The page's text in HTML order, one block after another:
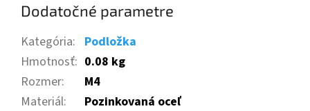
Dodatočné parametre
Kategória: Podložka
Hmotnosť: 0.08 kg
Rozmer:
M4
Materiál: Pozinkovaná oceľ